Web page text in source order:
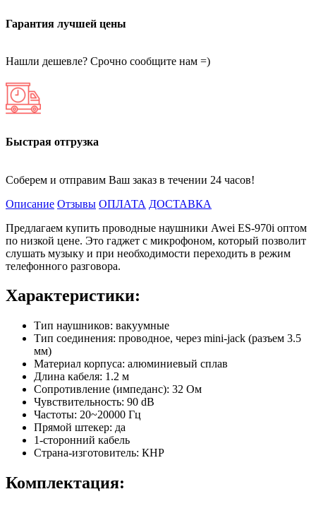
Гарантия лучшей цены
Нашли дешевле? Срочно сообщите нам =)
Быстрая отгрузка
Соберем и отправим Ваш заказ в течении 24 часов!
Описание Отзывы ОПЛАТА ДОСТАВКА
Предлагаем купить проводные наушники Awei ES-970i оптом
по низкой цене. Это гаджет с микрофоном, который позволит
слушать музыку и при необходимости переходить в режим
телефонного разговора.
Характеристики:
Тип наушников: вакуумные
Тип соединения: проводное, через mini-jack (разъем 3.5
мм)
Материал корпуса: алюминиевый сплав
Длина кабеля: 1.2 м
Сопротивление (импеданс): 32 Ом
Чувствительность: 90 dB
Частоты: 20~20000 Гц
Прямой штекер: да
1-сторонний кабель
Страна-изготовитель: КНР
Комплектация: